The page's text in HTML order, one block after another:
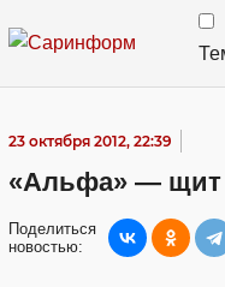
23 октября 2012, 22:39
«Альфа» — щит
Поделиться
новостью: